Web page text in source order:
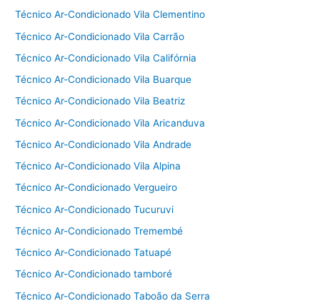
Técnico Ar-Condicionado Vila Clementino
Técnico Ar-Condicionado Vila Carrão
Técnico Ar-Condicionado Vila Califórnia
Técnico Ar-Condicionado Vila Buarque
Técnico Ar-Condicionado Vila Beatriz
Técnico Ar-Condicionado Vila Aricanduva
Técnico Ar-Condicionado Vila Andrade
Técnico Ar-Condicionado Vila Alpina
Técnico Ar-Condicionado Vergueiro
Técnico Ar-Condicionado Tucuruvi
Técnico Ar-Condicionado Tremembé
Técnico Ar-Condicionado Tatuapé
Técnico Ar-Condicionado tamboré
Técnico Ar-Condicionado Taboão da Serra